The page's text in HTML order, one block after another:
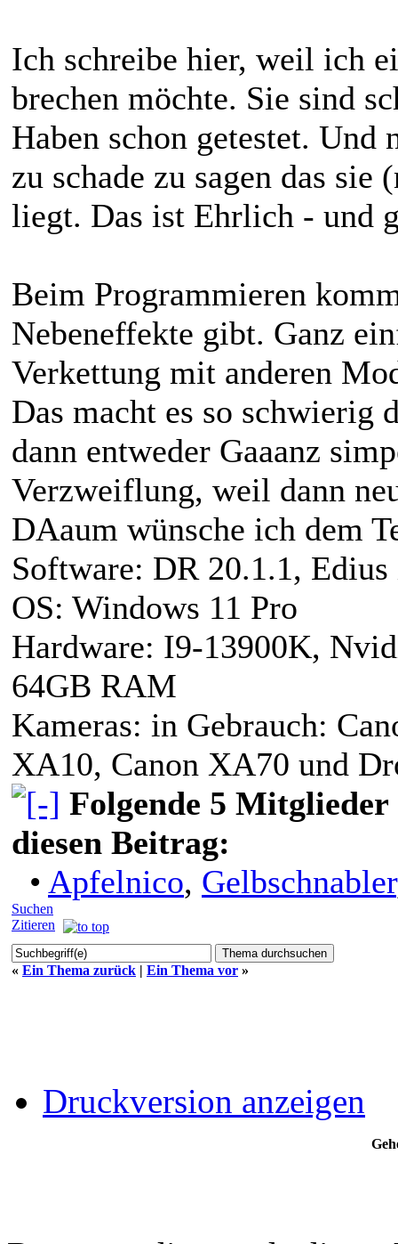
Ich schreibe hier, weil ich
brechen möchte. Sie sind
Haben schon getestet.
zu schade zu sagen das
liegt. Das ist Ehrlich - und
Beim Programmieren
Nebeneffekte gibt. Ganz
Verkettung mit anderen
Das macht es so schwierig
dann entweder Gaaanz
Verzweiflung, weil dann
DAaum wünsche ich dem
Software: DR 20.1.1,
OS: Windows 11 Pro
Hardware: I9-13900K,
64GB RAM
Kameras: in Gebrauch:
XA10, Canon XA70 und
Folgende 5
diesen Beitrag:
• Apfelnico, Gelbschnabler
Suchen
Zitieren
« Ein Thema zurück | Ein Thema vor »
Druckversion anzeigen